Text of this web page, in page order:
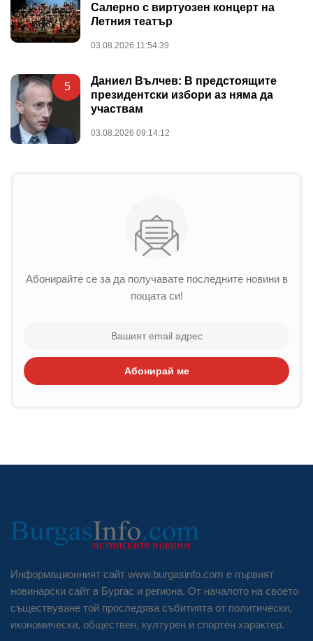
Салерно с виртуозен концерт на
Летния театър
03.08.2026 11:54:39
5
Даниел Вълчев: В предстоящите
президентски избори аз няма да
участвам
03.08.2026 09:14:12
Абонирайте се за да получавате последните новини в
пощата си!
Абонирай ме
Информационният сайт www.burgasinfo.com е първият
новинарски сайт в Бургас и региона. От началото на своето
съществуване той проследява събитията от политически,
икономически, обществен, културен и спортен характер.